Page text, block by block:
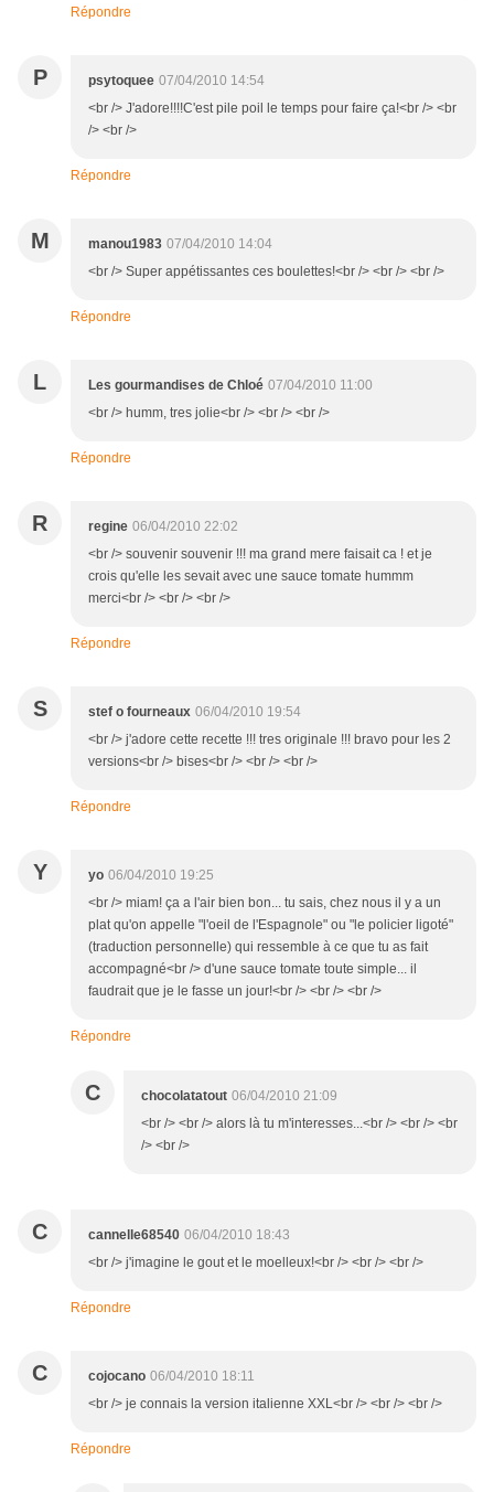
Répondre
P psytoquee 07/04/2010 14:54
<br /> J'adore!!!!C'est pile poil le temps pour faire ça!<br /> <br
/> <br />
Répondre
M manou1983 07/04/2010 14:04
<br /> Super appétissantes ces boulettes!<br /> <br /> <br />
Répondre
L Les gourmandises de Chloé 07/04/2010 11:00
<br /> humm, tres jolie<br /> <br /> <br />
Répondre
R regine 06/04/2010 22:02
<br /> souvenir souvenir !!! ma grand mere faisait ca ! et je
crois qu'elle les sevait avec une sauce tomate hummm
merci<br /> <br /> <br />
Répondre
S stef o fourneaux 06/04/2010 19:54
<br /> j'adore cette recette !!! tres originale !!! bravo pour les 2
versions<br /> bises<br /> <br /> <br />
Répondre
Y yo 06/04/2010 19:25
<br /> miam! ça a l'air bien bon... tu sais, chez nous il y a un
plat qu'on appelle "l'oeil de l'Espagnole" ou "le policier ligoté"
(traduction personnelle) qui ressemble à ce que tu as fait
accompagné<br /> d'une sauce tomate toute simple... il
faudrait que je le fasse un jour!<br /> <br /> <br />
Répondre
C chocolatatout 06/04/2010 21:09
<br /> <br /> alors là tu m'interesses...<br /> <br /> <br
/> <br />
C cannelle68540 06/04/2010 18:43
<br /> j'imagine le gout et le moelleux!<br /> <br /> <br />
Répondre
C cojocano 06/04/2010 18:11
<br /> je connais la version italienne XXL<br /> <br /> <br />
Répondre